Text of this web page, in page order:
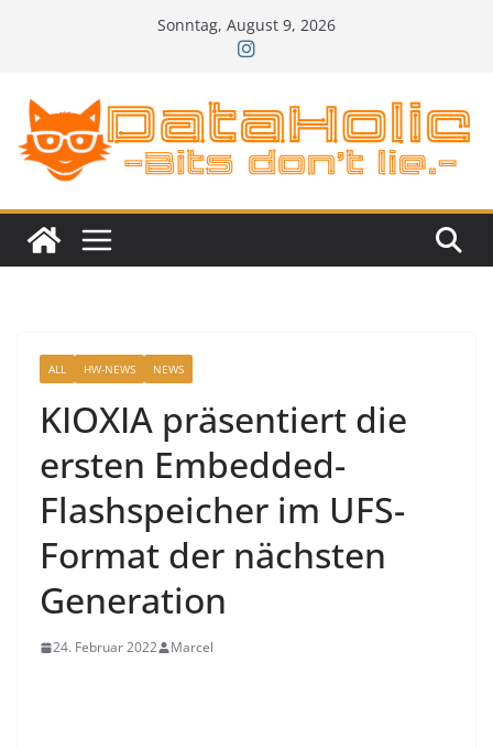
Sonntag, August 9, 2026
ALL HW-NEWS NEWS
KIOXIA präsentiert die
ersten Embedded-
Flashspeicher im UFS-
Format der nächsten
Generation
24. Februar 2022 Marcel